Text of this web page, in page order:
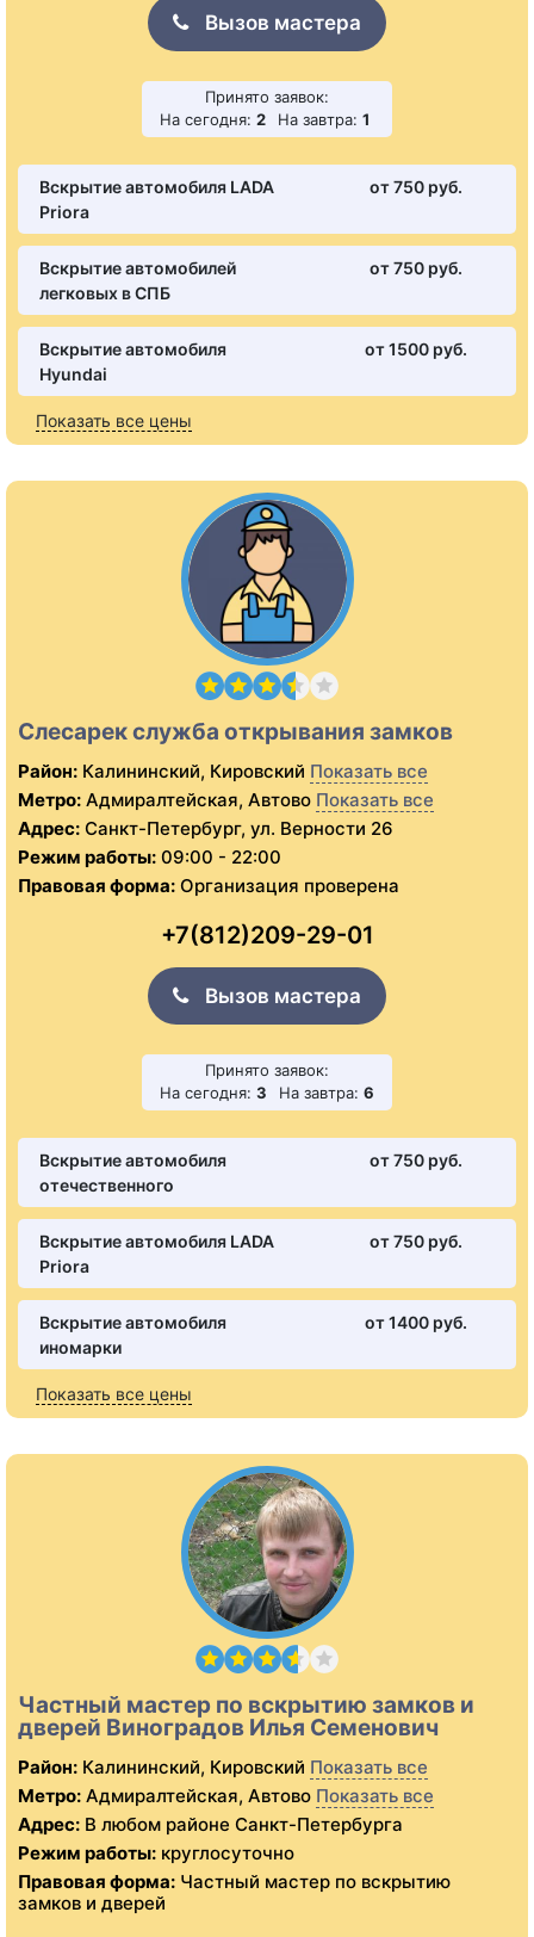
Вызов мастера
Принято заявок:
На сегодня: 2 На завтра: 1
Вскрытие автомобиля LADA
Priora
от 750 pуб.
Вскрытие автомобилей
легковых в СПБ
от 750 pуб.
Вскрытие автомобиля
Hyundai
от 1500 pуб.
Показать все цены
Слесарек служба открывания замков
Район: Калининский, Кировский Показать все
Метро: Адмиралтейская, Автово Показать все
Адрес: Санкт-Петербург, ул. Верности 26
Режим работы: 09:00 - 22:00
Правовая форма: Организация проверена
+7(812)209-29-01
Вызов мастера
Принято заявок:
На сегодня: 3 На завтра: 6
Вскрытие автомобиля
отечественного
от 750 pуб.
Вскрытие автомобиля LADA
Priora
от 750 pуб.
Вскрытие автомобиля
иномарки
от 1400 pуб.
Показать все цены
Частный мастер по вскрытию замков и
дверей Виноградов Илья Семенович
Район: Калининский, Кировский Показать все
Метро: Адмиралтейская, Автово Показать все
Адрес: В любом районе Санкт-Петербурга
Режим работы: круглосуточно
Правовая форма: Частный мастер по вскрытию
замков и дверей